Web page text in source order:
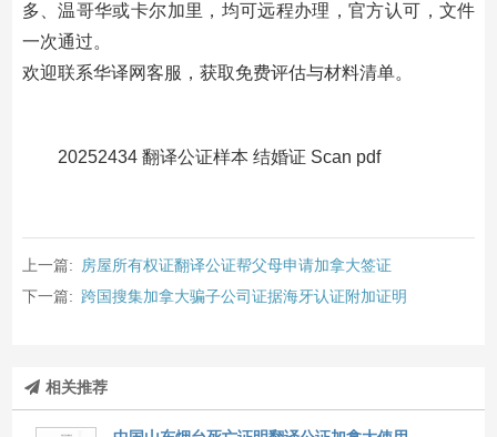
多、温哥华或卡尔加里，均可远程办理，官方认可，文件
一次通过。
欢迎联系华译网客服，获取免费评估与材料清单。
20252434 翻译公证样本 结婚证 Scan pdf
上一篇:
房屋所有权证翻译公证帮父母申请加拿大签证
下一篇: 跨国搜集加拿大骗子公司证据海牙认证附加证明
相关推荐